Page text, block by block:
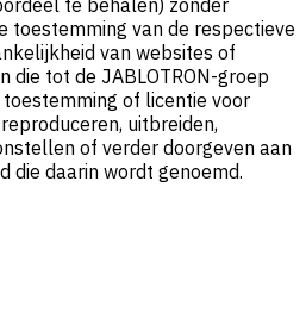
toestemming van de respectieve
van websites of
die tot de JABLOTRON-groep
of licentie voor
uitbreiden,
of verder doorgeven aan
die daarin wordt genoemd.